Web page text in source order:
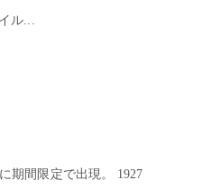
ル...
期間限定で出現。 1927